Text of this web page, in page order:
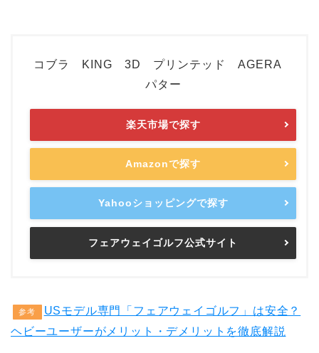
コブラ KING 3D プリンテッド AGERA
パター
Amazonで探す
楽天市場で探す
Yahooショッピングで探す
フェアウェイゴルフ公式サイト
参考
USモデル専門「フェアウェイゴルフ」は安全？
ヘビーユーザーがメリット・デメリットを徹底解説